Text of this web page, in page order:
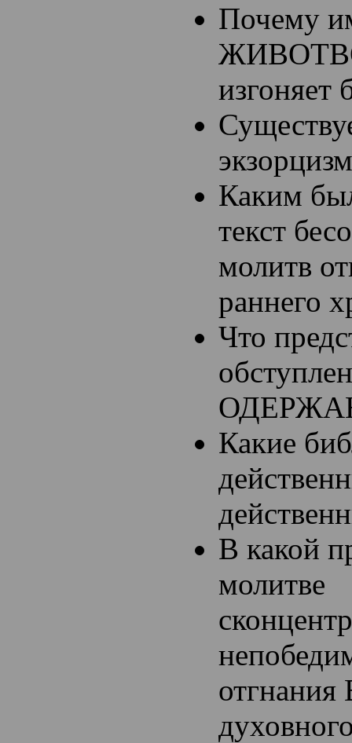
Почему
изгоняет
Каким
текст
молитв
раннего
Что
Какие
В какой
молитве